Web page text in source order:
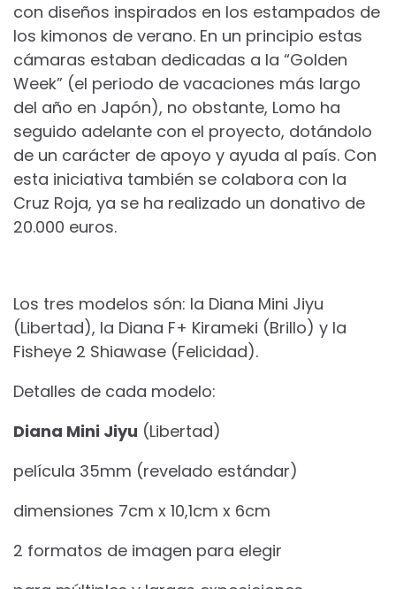
con diseños inspirados en los estampados de
los kimonos de verano. En un principio estas
cámaras estaban dedicadas a la “Golden
Week” (el periodo de vacaciones más largo
del año en Japón), no obstante, Lomo ha
seguido adelante con el proyecto, dotándolo
de un carácter de apoyo y ayuda al país. Con
esta iniciativa también se colabora con la
Cruz Roja, ya se ha realizado un donativo de
20.000 euros.
Los tres modelos són: la Diana Mini Jiyu
(Libertad), la Diana F+ Kirameki (Brillo) y la
Fisheye 2 Shiawase (Felicidad).
Detalles de cada modelo:
Diana Mini Jiyu (Libertad)
película 35mm (revelado estándar)
dimensiones 7cm x 10,1cm x 6cm
2 formatos de imagen para elegir